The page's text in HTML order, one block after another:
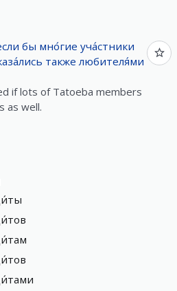
бы мно́гие уча́стники
также любителя́ми
if lots of Tatoeba members
as well.